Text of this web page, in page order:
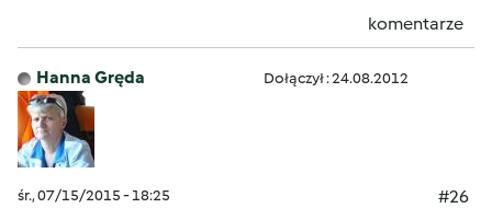
komentarze
Hanna Gręda Dołączył : 24.08.2012
śr., 07/15/2015 - 18:25
#26